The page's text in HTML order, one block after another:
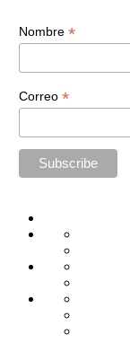
Nombre *
Correo *
Administración
Capacitación
Desarrollo